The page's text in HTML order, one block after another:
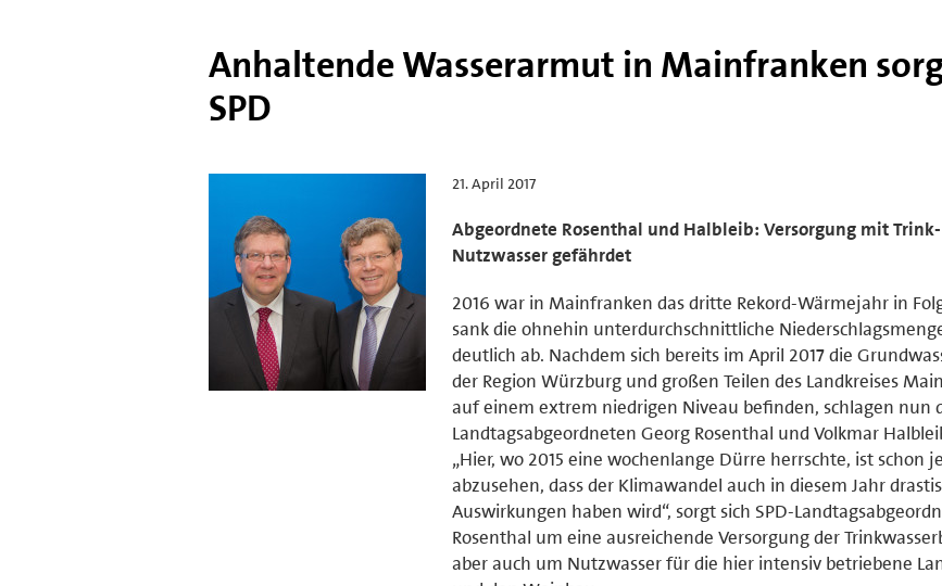
Anhaltende Wasserarmut in Mainfranken
SPD
21. April 2017
Abgeordnete Rosenthal und Halbleib: Versorgung mit
Nutzwasser gefährdet
2016 war in Mainfranken das dritte Rekord-Wärmejahr in
sank die ohnehin unterdurchschnittliche
deutlich ab. Nachdem sich bereits im April 2017 die
der Region Würzburg und großen Teilen des Landkreises
auf einem extrem niedrigen Niveau befinden, schlagen nun
Landtagsabgeordneten Georg Rosenthal und Volkmar
„Hier, wo 2015 eine wochenlange Dürre herrschte, ist schon
abzusehen, dass der Klimawandel auch in diesem Jahr
Auswirkungen haben wird“, sorgt sich SPD-
Rosenthal um eine ausreichende Versorgung der
aber auch um Nutzwasser für die hier intensiv betriebene